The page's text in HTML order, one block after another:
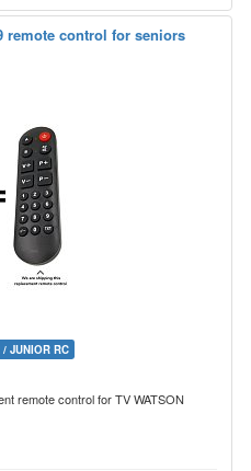
remote control for seniors
JUNIOR RC
remote control for TV WATSON